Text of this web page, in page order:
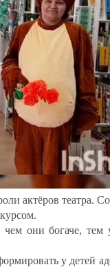
актёров театра.
они богаче, тем
у детей